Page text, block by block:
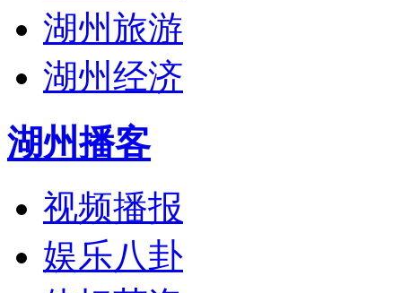
湖州旅游
湖州经济
湖州播客
视频播报
娱乐八卦